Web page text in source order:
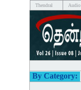
Thendral Audio
By Category: